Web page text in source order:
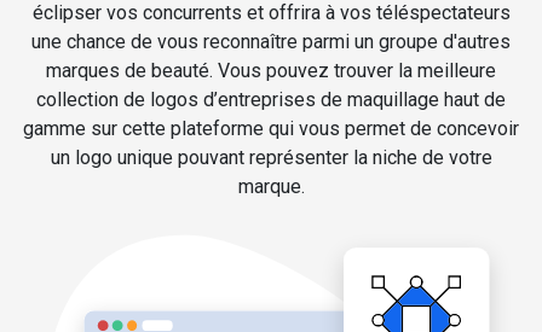
éclipser vos concurrents et offrira à vos téléspectateurs
une chance de vous reconnaître parmi un groupe d'autres
marques de beauté. Vous pouvez trouver la meilleure
collection de logos d’entreprises de maquillage haut de
gamme sur cette plateforme qui vous permet de concevoir
un logo unique pouvant représenter la niche de votre
marque.